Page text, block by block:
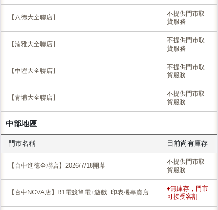
【八德大全聯店】
不提供門市取
貨服務
【湳雅大全聯店】
不提供門市取
貨服務
【中壢大全聯店】
不提供門市取
貨服務
【青埔大全聯店】
不提供門市取
貨服務
中部地區
門市名稱 目前尚有庫存
【台中進德全聯店】2026/7/18開幕
不提供門市取
貨服務
【台中NOVA店】B1電競筆電+遊戲+印表機專賣店
♦無庫存，門市
可接受客訂